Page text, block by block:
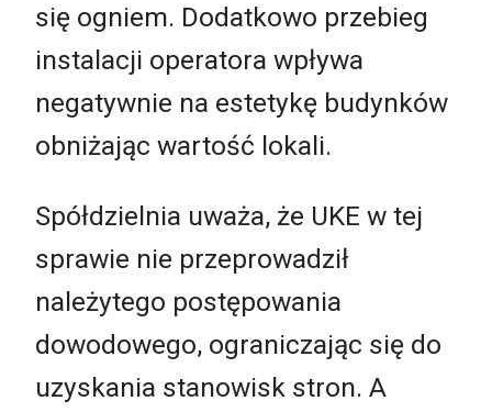
się ogniem. Dodatkowo przebieg
instalacji operatora wpływa
negatywnie na estetykę budynków
obniżając wartość lokali.
Spółdzielnia uważa, że UKE w tej
sprawie nie przeprowadził
należytego postępowania
dowodowego, ograniczając się do
uzyskania stanowisk stron. A